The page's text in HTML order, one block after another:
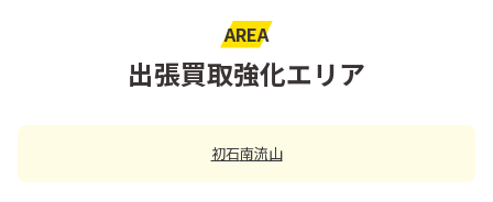
AREA
出張買取強化エリア
初石南流山